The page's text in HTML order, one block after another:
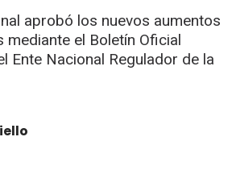
aprobó los nuevos aumentos
mediante el Boletín Oficial
Ente Nacional Regulador de la